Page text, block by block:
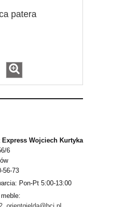
patera
Express Wojciech Kurtyka
6
56-73
Pon-Pt 5:00-13:00
meble: